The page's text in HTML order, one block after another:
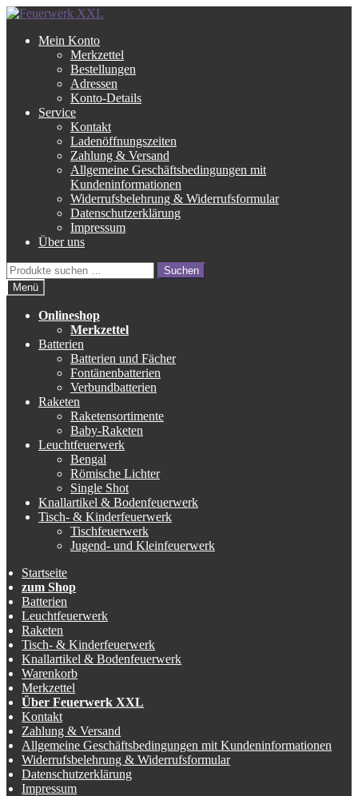
Zur
springen
Zum
springenMein Konto
Merkzettel
Bestellungen
Adressen
Konto-Details
Service
Kontakt
Ladenöffnungszeiten
Zahlung & Versand
Allgemeine Geschäftsbedingungen mit
Kundeninformationen
Widerrufsbelehrung & Widerrufsformular
Datenschutzerklärung
Impressum
Über uns
Suche
nach:
Suchen
Menü
Onlineshop
Merkzettel
Batterien
Batterien und Fächer
Fontänenbatterien
Verbundbatterien
Raketen
Raketensortimente
Baby-Raketen
Leuchtfeuerwerk
Bengal
Römische Lichter
Single Shot
Knallartikel & Bodenfeuerwerk
Tisch- & Kinderfeuerwerk
Tischfeuerwerk
Jugend- und Kleinfeuerwerk
Startseite
zum Shop
Batterien
Leuchtfeuerwerk
Raketen
Tisch- & Kinderfeuerwerk
Knallartikel & Bodenfeuerwerk
Warenkorb
Merkzettel
Über Feuerwerk XXL
Kontakt
Zahlung & Versand
Allgemeine Geschäftsbedingungen mit Kundeninformationen
Widerrufsbelehrung & Widerrufsformular
Datenschutzerklärung
Impressum